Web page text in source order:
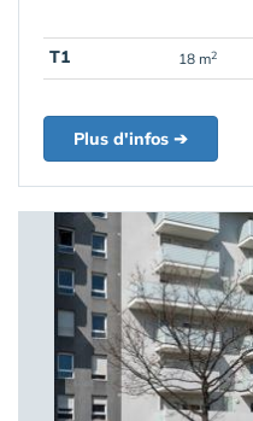
T1 18 m2
Plus d'infos ➔